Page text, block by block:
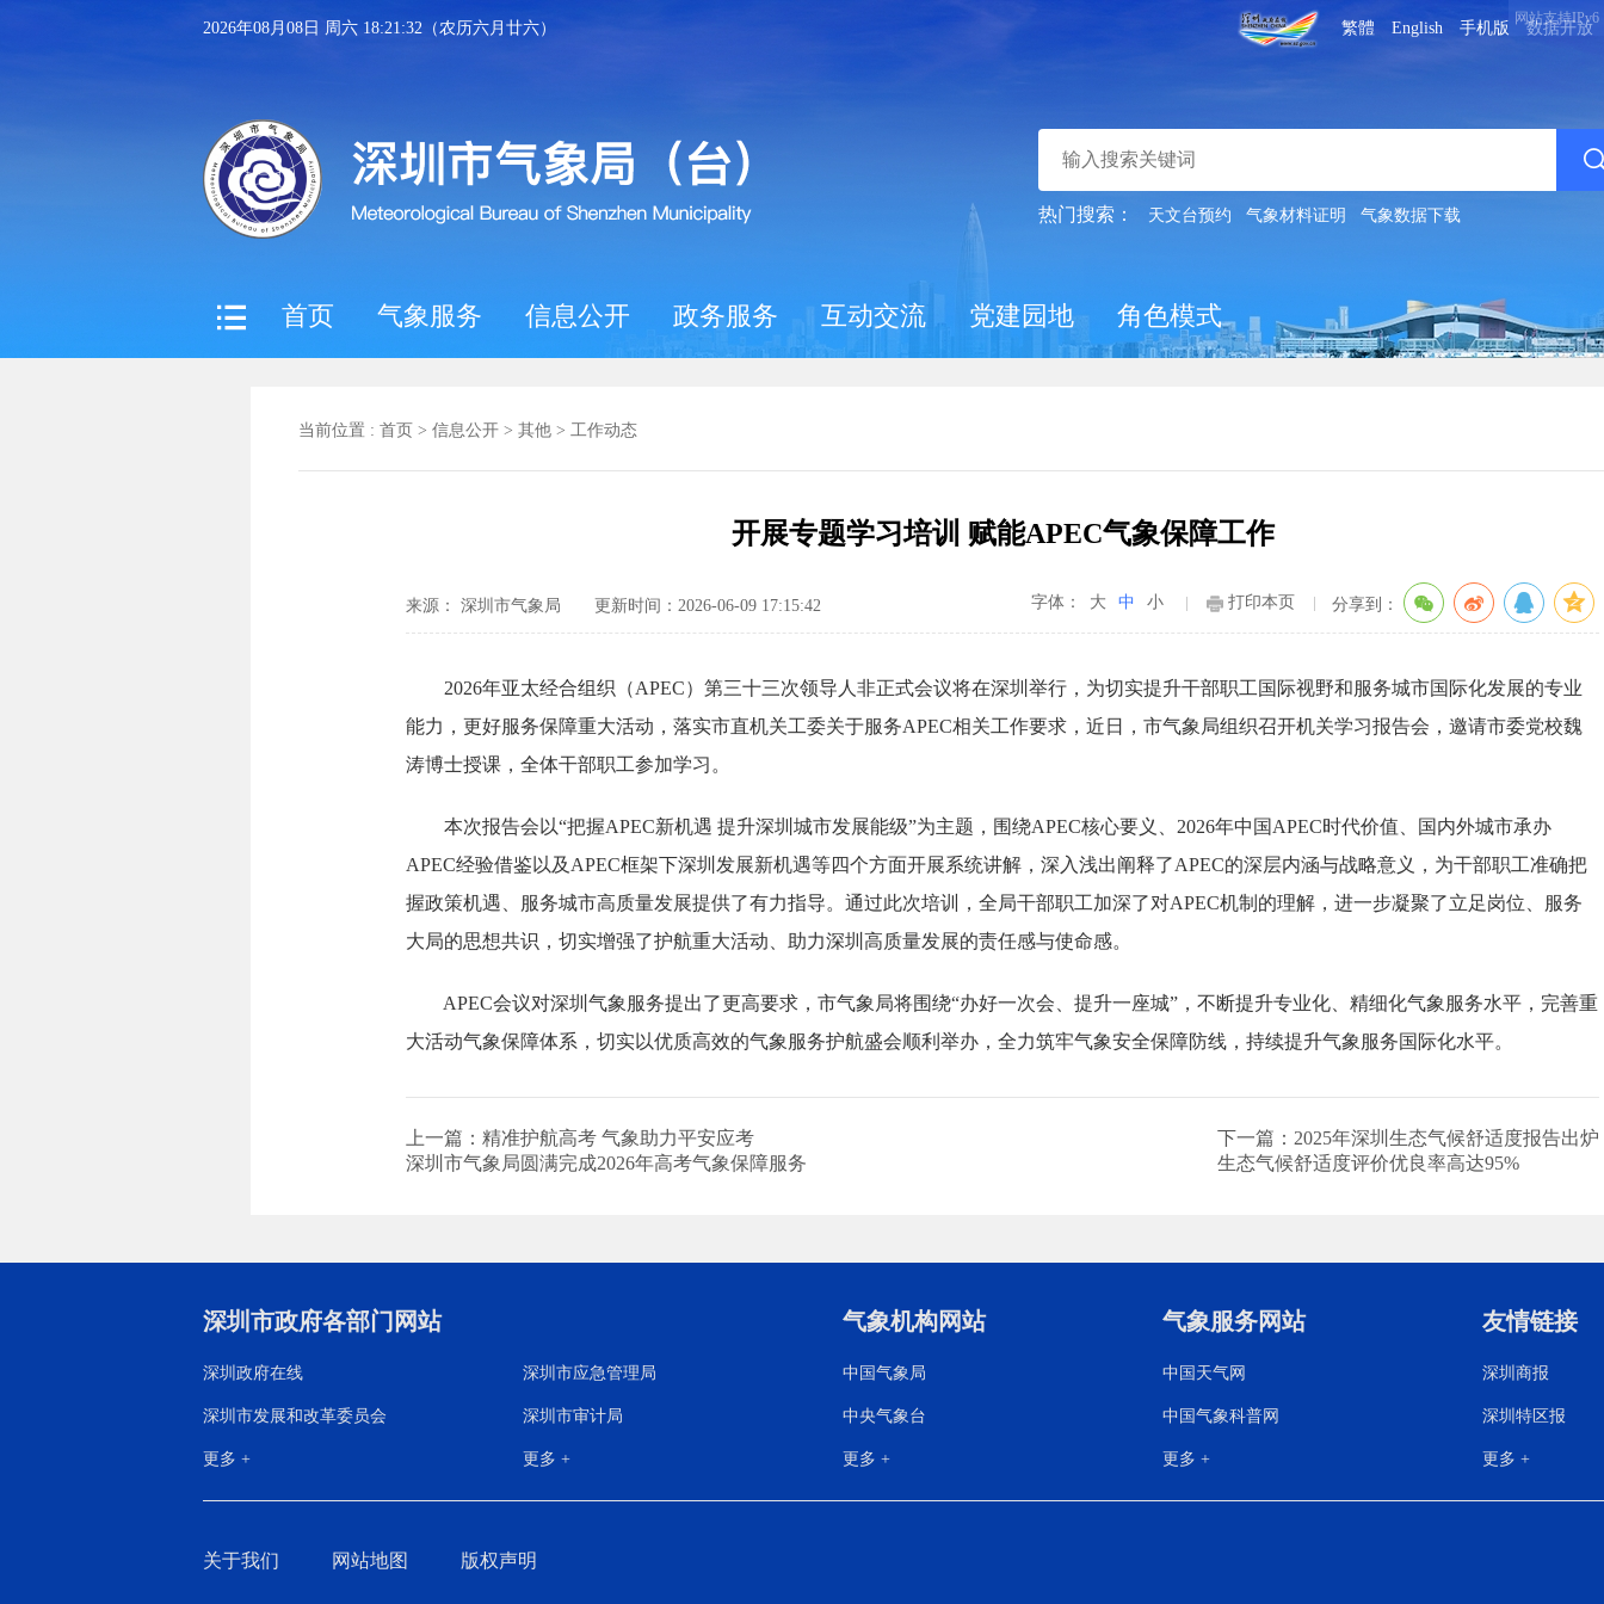
网站支持IPv6
2026年08月08日 周六 18:21:32（农历六月廿六） 繁體 English 手机版 数据开放
热门搜索： 天文台预约 气象材料证明 气象数据下载
首页 气象服务 信息公开 政务服务 互动交流 党建园地 角色模式
当前位置 : 首页 > 信息公开 > 其他 > 工作动态
开展专题学习培训 赋能APEC气象保障工作
更新时间：2026-06-09 17:15:42
来源： 深圳市气象局 字体： 大 中 小 打印本页 分享到：
2026年亚太经合组织（APEC）第三十三次领导人非正式会议将在深圳举行，为切实提升干部职工国际视野和服务城市国际化发展的专业
能力，更好服务保障重大活动，落实市直机关工委关于服务APEC相关工作要求，近日，市气象局组织召开机关学习报告会，邀请市委党校魏
涛博士授课，全体干部职工参加学习。
本次报告会以“把握APEC新机遇 提升深圳城市发展能级”为主题，围绕APEC核心要义、2026年中国APEC时代价值、国内外城市承办
APEC经验借鉴以及APEC框架下深圳发展新机遇等四个方面开展系统讲解，深入浅出阐释了APEC的深层内涵与战略意义，为干部职工准确把
握政策机遇、服务城市高质量发展提供了有力指导。通过此次培训，全局干部职工加深了对APEC机制的理解，进一步凝聚了立足岗位、服务
大局的思想共识，切实增强了护航重大活动、助力深圳高质量发展的责任感与使命感。
APEC会议对深圳气象服务提出了更高要求，市气象局将围绕“办好一次会、提升一座城”，不断提升专业化、精细化气象服务水平，完善重
大活动气象保障体系，切实以优质高效的气象服务护航盛会顺利举办，全力筑牢气象安全保障防线，持续提升气象服务国际化水平。
上一篇：精准护航高考 气象助力平安应考
深圳市气象局圆满完成2026年高考气象保障服务
下一篇：2025年深圳生态气候舒适度报告出炉
生态气候舒适度评价优良率高达95%
深圳市政府各部门网站
深圳政府在线
深圳市发展和改革委员会
更多 +
深圳市应急管理局
深圳市审计局
更多 +
气象机构网站
中国气象局
中央气象台
更多 +
气象服务网站
中国天气网
中国气象科普网
更多 +
友情链接
深圳商报
深圳特区报
更多 +
关于我们 网站地图 版权声明